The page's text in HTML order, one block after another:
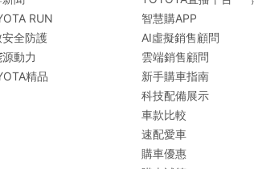
RUN
安全防護
動力
精品
智慧購APP
AI虛擬銷售顧問
雲端銷售顧問
新手購車指南
科技配備展示
車款比較
速配愛車
購車優惠